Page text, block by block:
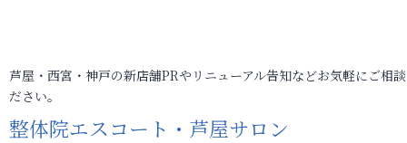
芦屋・西宮・神戸の新店舗PRやリニューアル告知などお気軽にご相
ださい。
整体院エスコート・芦屋サロン